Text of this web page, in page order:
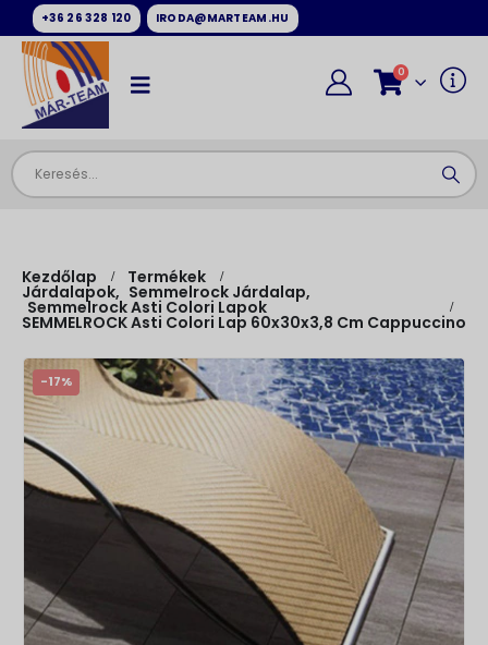
+36 26 328 120 IRODA@MARTEAM.HU
0
Kezdőlap Termékek
Járdalapok, Semmelrock Járdalap,
Semmelrock Asti Colori Lapok
SEMMELROCK Asti Colori Lap 60x30x3,8 Cm Cappuccino
-17%